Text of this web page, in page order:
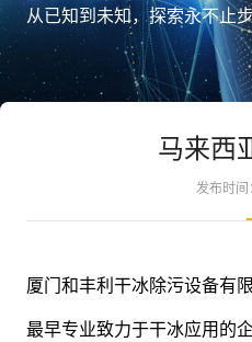
从已知到未知，探索永不止
马来西
发布时
厦门和丰利干冰除污设备有
最早专业致力于干冰应用的